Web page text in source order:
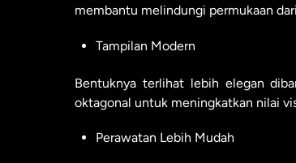
membantu melindungi permukaan
Tampilan Modern
Bentuknya terlihat lebih elegan
oktagonal untuk meningkatkan nilai
Perawatan Lebih Mudah